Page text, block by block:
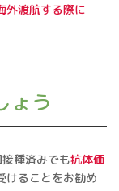
外渡航する際に
ょう
種済みでも抗体価
けることをお勧め